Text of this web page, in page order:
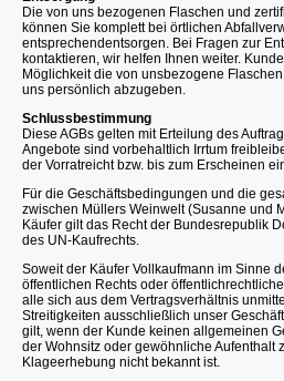
Die von uns bezogenen Flaschen und
können Sie komplett bei örtlichen
entsprechendentsorgen. Bei Fragen zur
kontaktieren, wir helfen Ihnen weiter.
Möglichkeit die von unsbezogene
uns persönlich abzugeben.
Schlussbestimmung
Diese AGBs gelten mit Erteilung des
Angebote sind vorbehaltlich Irrtum
der Vorratreicht bzw. bis zum Erscheinen
Für die Geschäftsbedingungen und die
zwischen Müllers Weinwelt (Susanne und
Käufer gilt das Recht der Bundesrepublik
des UN-Kaufrechts.
Soweit der Käufer Vollkaufmann im Sinne
öffentlichen Rechts oder
alle sich aus dem Vertragsverhältnis
Streitigkeiten ausschließlich unser
gilt, wenn der Kunde keinen allgemeinen
der Wohnsitz oder gewöhnliche Aufenthalt
Klageerhebung nicht bekannt ist.